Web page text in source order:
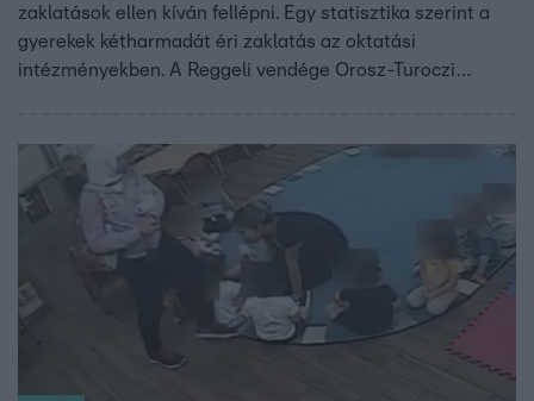
zaklatások ellen kíván fellépni. Egy statisztika szerint a
gyerekek kétharmadát éri zaklatás az oktatási
intézményekben. A Reggeli vendége Orosz-Turoczi